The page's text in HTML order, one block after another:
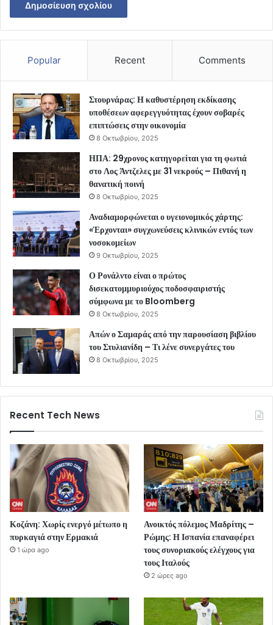
Popular Recent Comments
Στουρνάρας: Η καθυστέρηση εκδίκασης
υποθέσεων αφερεγγυότητας έχουν σοβαρές
επιπτώσεις στην οικονομία
8 Οκτωβρίου, 2025
ΗΠΑ: 29χρονος κατηγορείται για τη φωτιά
στο Λος Άντζελες με 31 νεκρούς – Πιθανή η
θανατική ποινή
8 Οκτωβρίου, 2025
Αναδιαμορφώνεται ο υγειονομικός χάρτης:
«Έρχονται» συγχωνεύσεις κλινικών εντός των
νοσοκομείων
9 Οκτωβρίου, 2025
Ο Ρονάλντο είναι ο πρώτος
δισεκατομμυριούχος ποδοσφαιριστής
σύμφωνα με το Bloomberg
8 Οκτωβρίου, 2025
Απών ο Σαμαράς από την παρουσίαση βιβλίου
του Στυλιανίδη – Τι λένε συνεργάτες του
8 Οκτωβρίου, 2025
Recent Tech News
Κοζάνη: Χωρίς ενεργό μέτωπο η
πυρκαγιά στην Ερμακιά
1 ώρα ago
Ανοικτός πόλεμος Μαδρίτης –
Ρώμης: Η Ισπανία επαναφέρει
τους συνοριακούς ελέγχους για
τους Ιταλούς
2 ώρες ago